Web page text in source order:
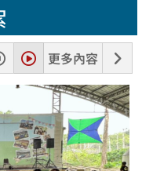
暫
停
播
放
更多內容
下
一
張